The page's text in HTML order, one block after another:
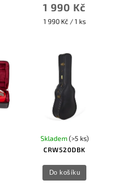
1 990 Kč
1 990 Kč / 1 ks
CRW520DBK
Skladem(>5 ks)
Do košíku